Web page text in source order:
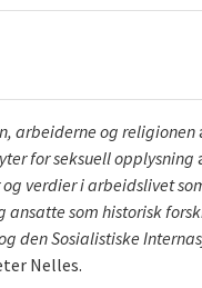
arbeiderne og religionen
for seksuell opplysning
verdier i arbeidslivet
ansatte som historisk
den Sosialistiske
Nelles.